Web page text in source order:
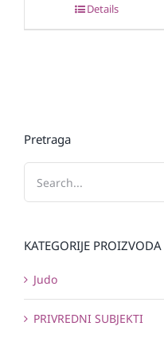
Details
Pretraga
KATEGORIJE PROIZVODA
Judo
PRIVREDNI SUBJEKTI